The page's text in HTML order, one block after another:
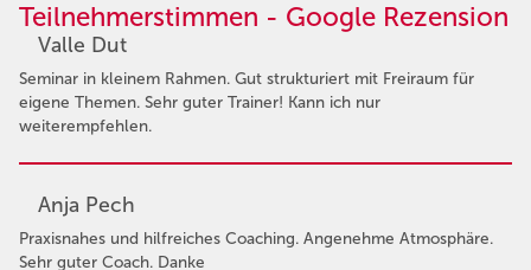
Teilnehmerstimmen - Google Rezension
Valle Dut
Seminar in kleinem Rahmen. Gut strukturiert mit Freiraum für
eigene Themen. Sehr guter Trainer! Kann ich nur
weiterempfehlen.
Anja Pech
Praxisnahes und hilfreiches Coaching. Angenehme Atmosphäre.
Sehr guter Coach. Danke